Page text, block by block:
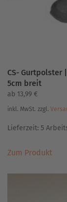
CS- Gurtpolster
5cm breit
ab 13,99 €
inkl. MwSt. zzgl.
Lieferzeit: 5
Zum Produkt